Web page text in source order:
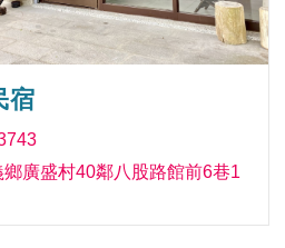
宿
廣盛村40鄰八股路館前6巷1